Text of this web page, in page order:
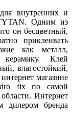
внутренних и
Одним из
он бесцветный,
приклеивать
как металл,
Клей
влагостойкий,
магазине
fix по самой
Интернет
дилером бренда